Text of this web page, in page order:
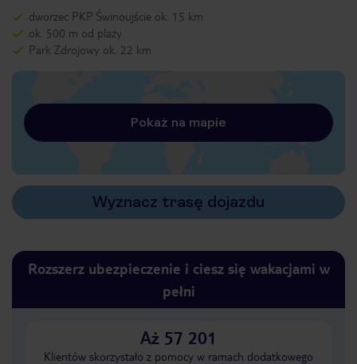
dworzec PKP Świnoujście ok. 15 km
ok. 500 m od plaży
Park Zdrojowy ok. 22 km
Pokaż na mapie
Wyznacz trasę dojazdu
Rozszerz ubezpieczenie i ciesz się wakacjami w
pełni
Aż 57 201
Klientów skorzystało z pomocy w ramach dodatkowego